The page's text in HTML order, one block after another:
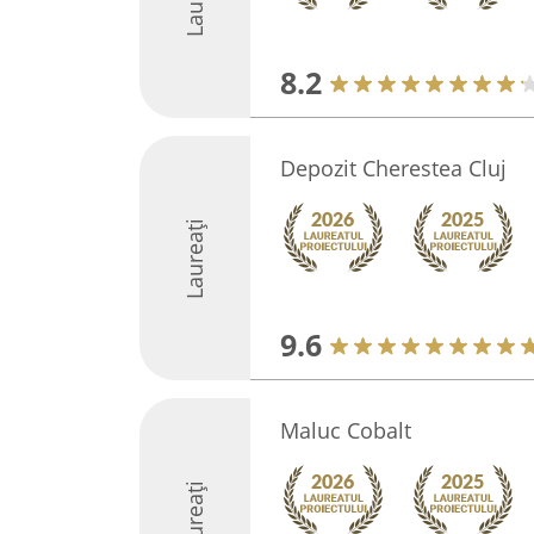
8.2
Laureați
Depozit Cherestea Cluj
9.6
Maluc Cobalt